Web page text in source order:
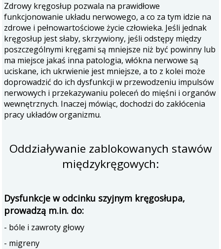
Zdrowy kręgosłup pozwala na prawidłowe
funkcjonowanie układu nerwowego, a co za tym idzie na
zdrowe i pełnowartościowe życie człowieka. Jeśli jednak
kręgosłup jest słaby, skrzywiony, jeśli odstępy między
poszczególnymi kręgami są mniejsze niż być powinny lub
ma miejsce jakaś inna patologia, włókna nerwowe są
uciskane, ich ukrwienie jest mniejsze, a to z kolei może
doprowadzić do ich dysfunkcji w przewodzeniu impulsów
nerwowych i przekazywaniu poleceń do mięśni i organów
wewnętrznych. Inaczej mówiąc, dochodzi do zakłócenia
pracy układów organizmu.
Oddziaływanie zablokowanych stawów
międzykręgowych:
Dysfunkcje w odcinku szyjnym kręgosłupa,
prowadzą m.in. do:
- bóle i zawroty głowy
- migreny